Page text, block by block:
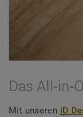
Das
Mit unseren iD